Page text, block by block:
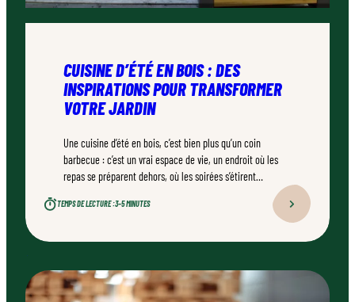
CUISINE D’ÉTÉ EN BOIS : DES
INSPIRATIONS POUR TRANSFORMER
VOTRE JARDIN
Une cuisine d’été en bois, c’est bien plus qu’un coin
barbecue : c’est un vrai espace de vie, un endroit où les
repas se préparent dehors, où les soirées s’étirent
professionnel qualifié, ce type d’aménagement peut
TEMPS DE LECTURE :3–5 MINUTES